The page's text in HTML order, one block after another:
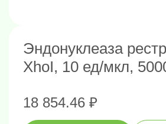
Эндонуклеаза
XhoI, 10 ед/мкл,
18 854.46 ₽